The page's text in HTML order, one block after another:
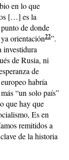
en lo que
[…] es la
de donde
orientación22”.
investidura
de Rusia, ni
de
habría
“un solo país”
que hay que
Es en
remitidos a
de la historia